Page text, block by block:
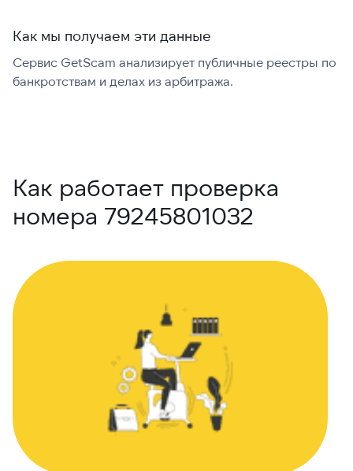
Как мы получаем эти данные
Сервис GetScam анализирует публичные реестры по
банкротствам и делах из арбитража.
Как работает проверка
номера 79245801032